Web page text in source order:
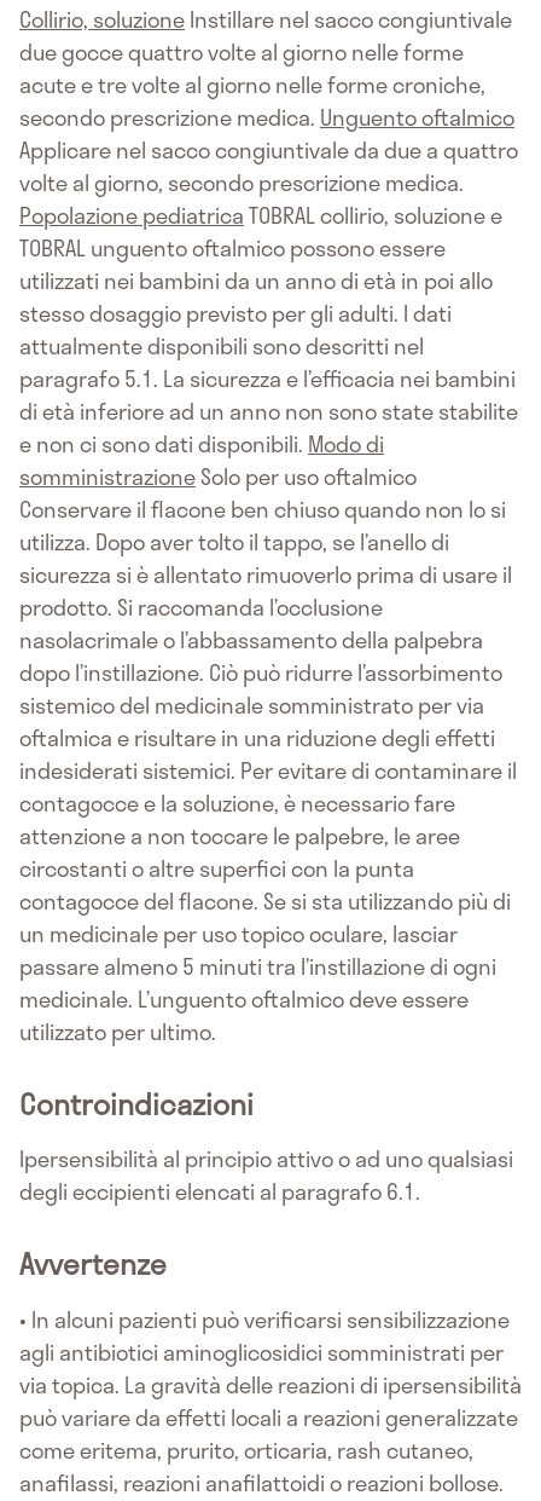
Collirio, soluzioneInstillare nel sacco congiuntivale
due gocce quattro volte al giorno nelle forme
acute e tre volte al giorno nelle forme croniche,
secondo prescrizione medica. Unguento oftalmico
Applicare nel sacco congiuntivale da due a quattro
volte al giorno, secondo prescrizione medica.
Popolazione pediatricaTOBRAL collirio, soluzione e
TOBRAL unguento oftalmico possono essere
utilizzati nei bambini da un anno di età in poi allo
stesso dosaggio previsto per gli adulti. I dati
attualmente disponibili sono descritti nel
paragrafo 5.1. La sicurezza e l’efficacia nei bambini
di età inferiore ad un anno non sono state stabilite
e non ci sono dati disponibili. Modo di
somministrazioneSolo per uso oftalmico
Conservare il flacone ben chiuso quando non lo si
utilizza. Dopo aver tolto il tappo, se l’anello di
sicurezza si è allentato rimuoverlo prima di usare il
prodotto. Si raccomanda l’occlusione
nasolacrimale o l’abbassamento della palpebra
dopo l’instillazione. Ciò può ridurre l’assorbimento
sistemico del medicinale somministrato per via
oftalmica e risultare in una riduzione degli effetti
indesiderati sistemici. Per evitare di contaminare il
contagocce e la soluzione, è necessario fare
attenzione a non toccare le palpebre, le aree
circostanti o altre superfici con la punta
contagocce del flacone. Se si sta utilizzando più di
un medicinale per uso topico oculare, lasciar
passare almeno 5 minuti tra l’instillazione di ogni
medicinale. L’unguento oftalmico deve essere
utilizzato per ultimo.
Controindicazioni
Ipersensibilità al principio attivo o ad uno qualsiasi
degli eccipienti elencati al paragrafo 6.1.
Avvertenze
• In alcuni pazienti può verificarsi sensibilizzazione
agli antibiotici aminoglicosidici somministrati per
via topica. La gravità delle reazioni di ipersensibilità
può variare da effetti locali a reazioni generalizzate
come eritema, prurito, orticaria, rash cutaneo,
anafilassi, reazioni anafilattoidi o reazioni bollose.